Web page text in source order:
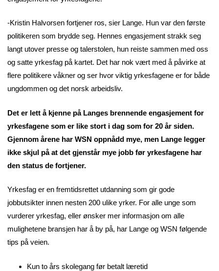
-Kristin Halvorsen fortjener ros, sier Lange. Hun var den første
politikeren som brydde seg. Hennes engasjement strakk seg
langt utover presse og talerstolen, hun reiste sammen med oss
og satte yrkesfag på kartet. Det har nok vært med å påvirke at
flere politikere våkner og ser hvor viktig yrkesfagene er for både
ungdommen og det norsk arbeidsliv.
Det er lett å kjenne på Langes brennende engasjement for
yrkesfagene som er like stort i dag som for 20 år siden.
Gjennom årene har WSN oppnådd mye, men Lange legger
ikke skjul på at det gjenstår mye jobb før yrkesfagene har
den status de fortjener.
Yrkesfag er en fremtidsrettet utdanning som gir gode
jobbutsikter innen nesten 200 ulike yrker. For alle unge som
vurderer yrkesfag, eller ønsker mer informasjon om alle
mulighetene bransjen har å by på, har Lange og WSN følgende
tips på veien.
Kun to års skolegang før betalt læretid